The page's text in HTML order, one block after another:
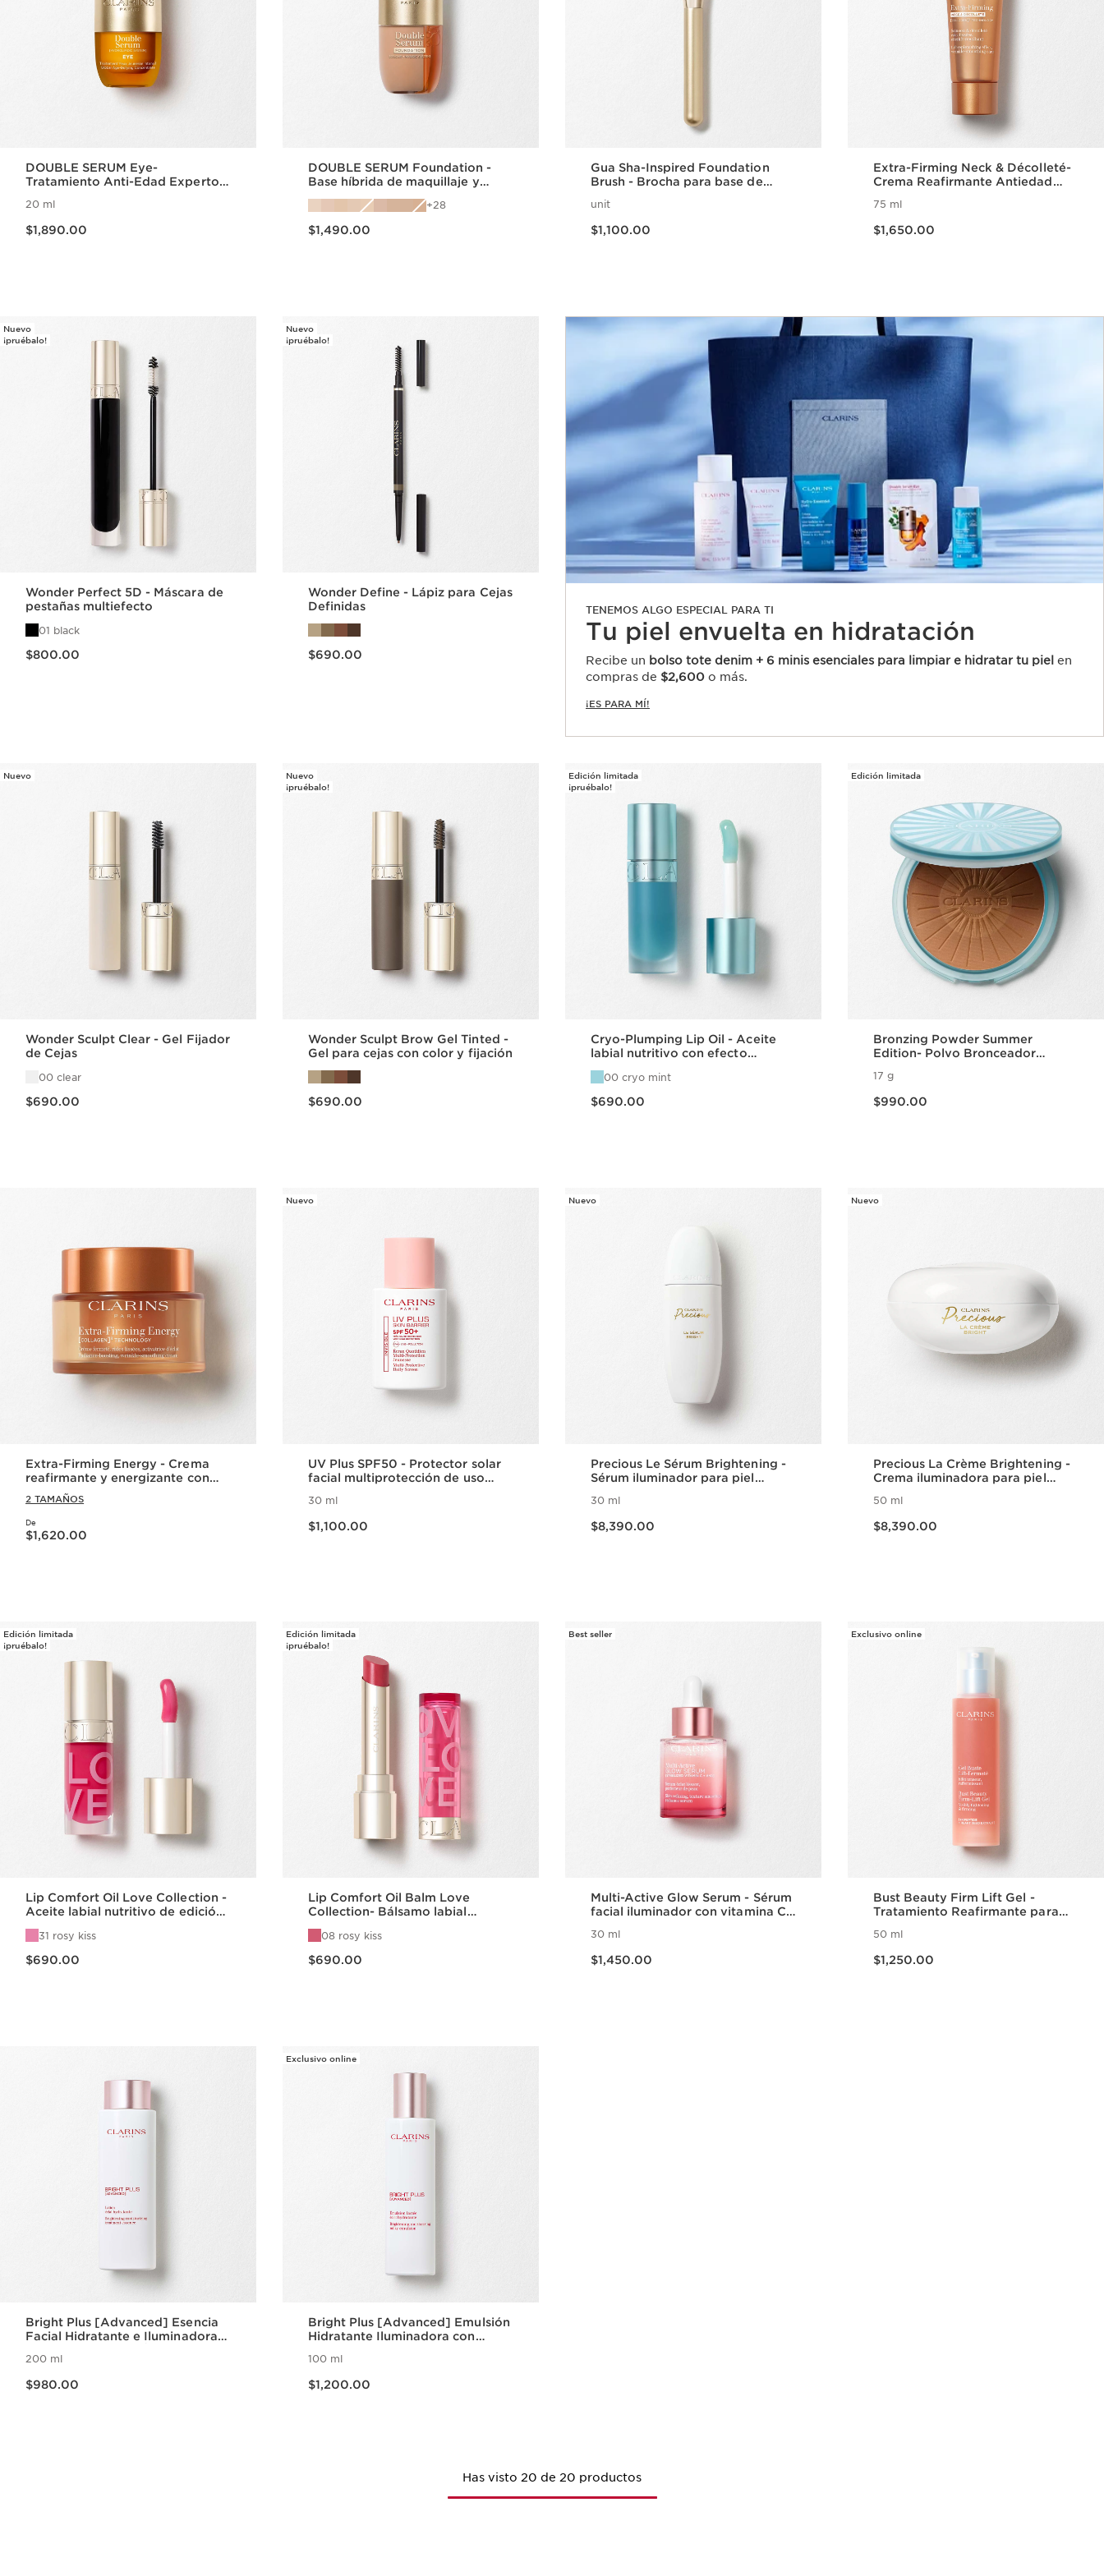
DOUBLE SERUM Eye-
Tratamiento Anti-Edad Experto
20 ml
$1,890.00
DOUBLE SERUM Foundation -
Base híbrida de maquillaje y
28
$1,490.00
Gua Sha-Inspired Foundation
Brush - Brocha para base de
unit
$1,100.00
Extra-Firming Neck & Décolleté-
Crema Reafirmante Antiedad
Colágeno y Niacinamida
75 ml
$1,650.00
Nuevo
¡pruébalo!
Wonder Perfect 5D - Máscara de
pestañas multiefecto
01 black
$800.00
Nuevo
¡pruébalo!
Wonder Define - Lápiz para Cejas
Definidas
$690.00
TENEMOS ALGO ESPECIAL PARA TI
Tu piel envuelta en hidratación
Recibe un bolso tote denim + 6 minis esenciales para limpiar e hidratar tu piel en
compras de $2,600 o más.
¡ES PARA MÍ!
Nuevo
Wonder Sculpt Clear - Gel Fijador
de Cejas
00 clear
$690.00
Nuevo
¡pruébalo!
Wonder Sculpt Brow Gel Tinted -
Gel para cejas con color y fijación
$690.00
Edición limitada
¡pruébalo!
Cryo-Plumping Lip Oil - Aceite
labial nutritivo con efecto
00 cryo mint
$690.00
Edición limitada
Bronzing Powder Summer
Edition- Polvo Bronceador
17 g
$990.00
Extra-Firming Energy - Crema
reafirmante y energizante con
Colágeno y Nicinamida
2 TAMAÑOS
De
Precio actual $1,620.00
$1,620.00
Nuevo
UV Plus SPF50 - Protector solar
facial multiprotección de uso
30 ml
$1,100.00
Nuevo
Precious Le Sérum Brightening -
Sérum iluminador para piel
30 ml
$8,390.00
Nuevo
Precious La Crème Brightening -
Crema iluminadora para piel
50 ml
$8,390.00
Edición limitada
¡pruébalo!
Lip Comfort Oil Love Collection -
Aceite labial nutritivo de edición
31 rosy kiss
$690.00
Edición limitada
¡pruébalo!
Lip Comfort Oil Balm Love
Collection- Bálsamo labial
de edición limitada
08 rosy kiss
$690.00
Best seller
Multi-Active Glow Serum - Sérum
facial iluminador con vitamina C
30 ml
$1,450.00
Exclusivo online
Bust Beauty Firm Lift Gel -
Tratamiento Reafirmante para
50 ml
$1,250.00
Bright Plus [Advanced] Esencia
Facial Hidratante e Iluminadora
Hialurónico
200 ml
$980.00
Exclusivo online
Bright Plus [Advanced] Emulsión
Hidratante Iluminadora con
origen Vegetal
100 ml
$1,200.00
Has visto 20 de 20 productos